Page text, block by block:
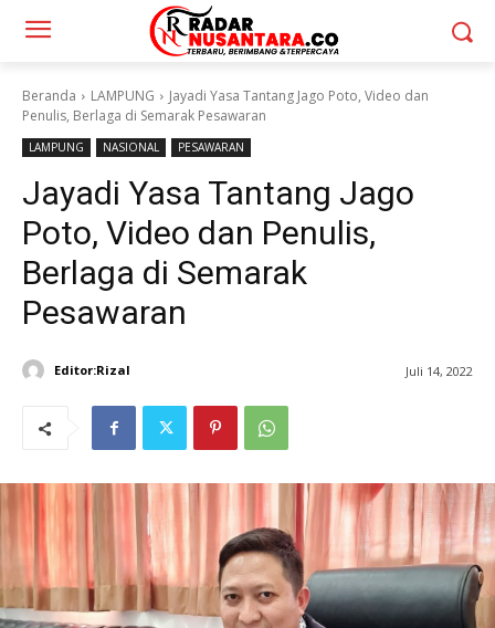
Beranda LAMPUNG
Jayadi Yasa Tantang Jago Poto, Video dan
Penulis, Berlaga di Semarak Pesawaran
LAMPUNG NASIONAL PESAWARAN
Jayadi Yasa Tantang Jago
Poto, Video dan Penulis,
Berlaga di Semarak
Pesawaran
Editor:Rizal Juli 14, 2022